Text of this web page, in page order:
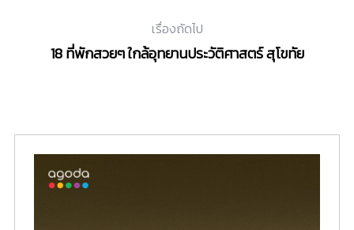
เรื่องถัดไป
18 ที่พักสวยๆ ใกล้อุทยานประวัติศาสตร์ สุโขทัย